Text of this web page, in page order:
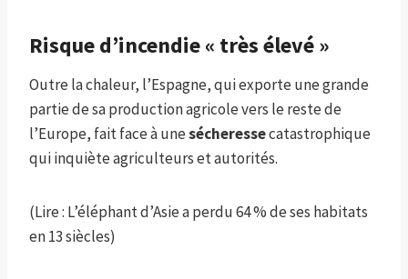
Risque d’incendie « très élevé »
Outre la chaleur, l’Espagne, qui exporte une grande
partie de sa production agricole vers le reste de
l’Europe, fait face à unesécheressecatastrophique
qui inquiète agriculteurs et autorités.
(Lire : L’éléphant d’Asie a perdu 64 % de ses habitats
en 13 siècles)